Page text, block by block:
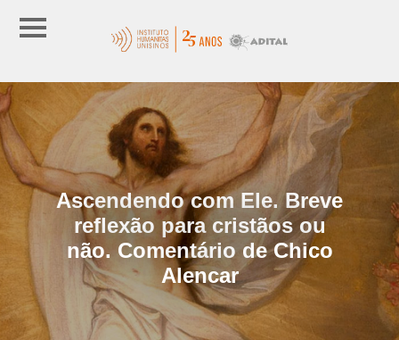
Ascendendo com Ele. Breve
reflexão para cristãos ou
não. Comentário de Chico
Alencar